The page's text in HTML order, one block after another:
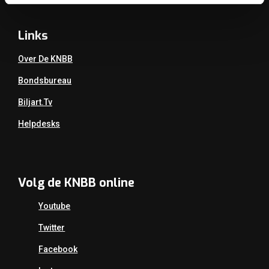
Links
Over De KNBB
Bondsbureau
Biljart.tv
Helpdesks
Volg de KNBB online
Youtube
Twitter
Facebook